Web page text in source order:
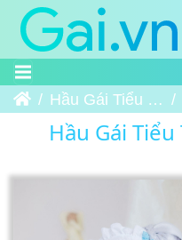
Trang chủHầu Gái Tiểu Thiên Nga
Hầu Gái